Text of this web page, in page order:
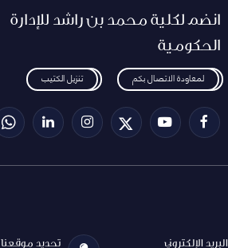
انضم لكلية محمد بن راشد للإدارة
الحكومية
لمعاودة الاتصال بكم تنزيل الكتيب
البريد الإلكتروني تحديد موقعنا